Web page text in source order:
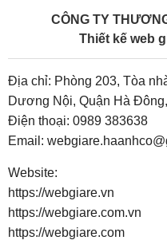
CÔNG TY
Thiết kế web
Địa chỉ: Phòng 203, Tòa
Dương Nội, Quận Hà
Điện thoại: 0989 383638
Email:
Website:
https://webgiare.vn
https://webgiare.com.vn
https://webgiare.com